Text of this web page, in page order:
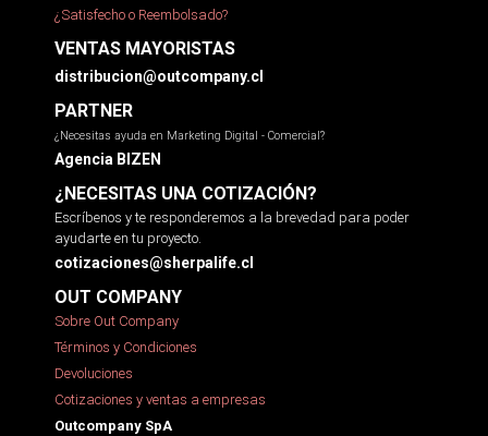
¿Satisfecho o Reembolsado?
VENTAS MAYORISTAS
distribucion@outcompany.cl
PARTNER
¿Necesitas ayuda en Marketing Digital - Comercial?
Agencia BIZEN
¿NECESITAS UNA COTIZACIÓN?
Escríbenos y te responderemos a la brevedad para poder
ayudarte en tu proyecto.
cotizaciones@sherpalife.cl
OUT COMPANY
Sobre Out Company
Términos y Condiciones
Devoluciones
Cotizaciones y ventas a empresas
Outcompany SpA